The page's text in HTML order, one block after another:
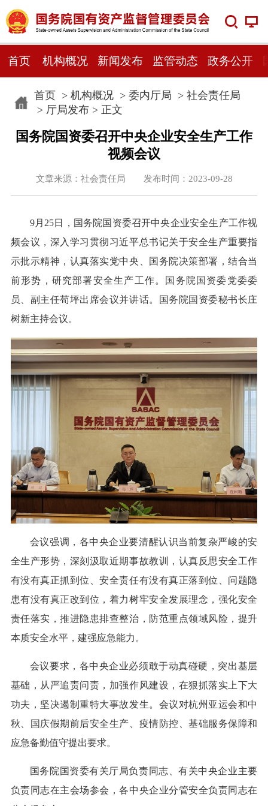
首页 机构概况 新闻发布 监管动态 政务公开
首页> 机构概况> 委内厅局 > 社会责任局
> 厅局发布> 正文
国务院国资委召开中央企业安全生产工作
视频会议
文章来源：社会责任局 发布时间：2023-09-28
9月25日，国务院国资委召开中央企业安全生产工作视
频会议，深入学习贯彻习近平总书记关于安全生产重要指
示批示精神，认真落实党中央、国务院决策部署，结合当
前形势，研究部署安全生产工作。国务院国资委党委委
员、副主任苟坪出席会议并讲话。国务院国资委秘书长庄
树新主持会议。
会议强调，各中央企业要清醒认识当前复杂严峻的安
全生产形势，深刻汲取近期事故教训，认真反思安全工作
有没有真正抓到位、安全责任有没有真正落到位、问题隐
患有没有真正改到位，着力树牢安全发展理念，强化安全
责任落实，推进隐患排查整治，防范重点领域风险，提升
本质安全水平，建强应急能力。
会议要求，各中央企业必须敢于动真碰硬，突出基层
基础，从严追责问责，加强作风建设，在狠抓落实上下大
功夫，坚决遏制重特大事故发生。会议对杭州亚运会和中
秋、国庆假期前后安全生产、疫情防控、基础服务保障和
应急备勤值守提出要求。
国务院国资委有关厅局负责同志、有关中央企业主要
负责同志在主会场参会，各中央企业分管安全负责同志在